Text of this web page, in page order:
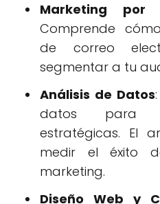
Marketing por
Comprende
de correo
segmentar a tu
Análisis de Datos
datos para
estratégicas. El
medir el éxito
marketing.
Diseño Web y